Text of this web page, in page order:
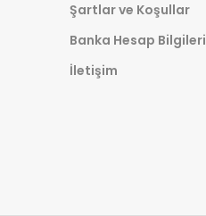
Şartlar ve Koşullar
Banka Hesap Bilgileri
İletişim